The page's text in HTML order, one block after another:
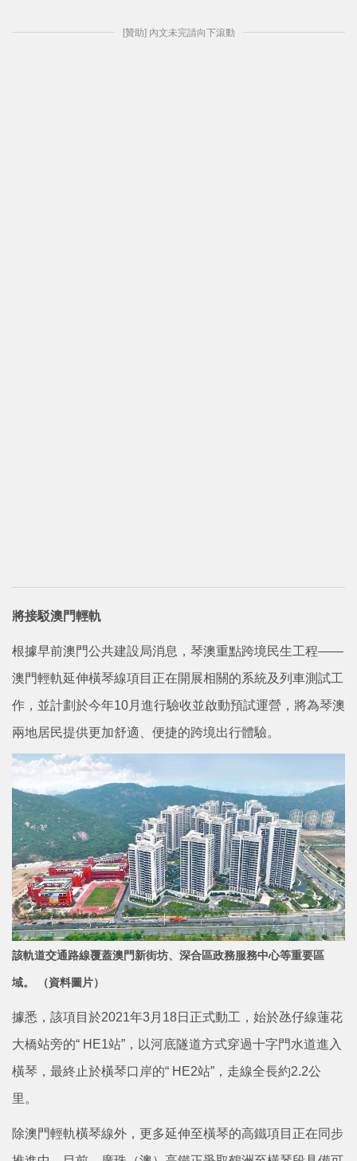
[贊助] 內文未完請向下滾動
將接駁澳門輕軌
根據早前澳門公共建設局消息，琴澳重點跨境民生工程——
澳門輕軌延伸橫琴線項目正在開展相關的系統及列車測試工
作，並計劃於今年10月進行驗收並啟動預試運營，將為琴澳
兩地居民提供更加舒適、便捷的跨境出行體驗。
該軌道交通路線覆蓋澳門新街坊、深合區政務服務中心等重要區
域。 （資料圖片）
據悉，該項目於2021年3月18日正式動工，始於氹仔線蓮花
大橋站旁的“ HE1站”，以河底隧道方式穿過十字門水道進入
橫琴，最終止於橫琴口岸的“ HE2站”，走線全長約2.2公
里。
除澳門輕軌橫琴線外，更多延伸至橫琴的高鐵項目正在同步